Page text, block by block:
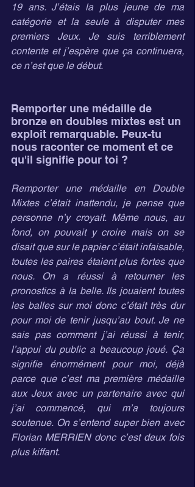
19 ans. J’étais la plus jeune de ma
catégorie et la seule à disputer mes
premiers Jeux. Je suis terriblement
contente et j’espère que ça continuera,
ce n’est que le début.
Remporter une médaille de
bronze en doubles mixtes est un
exploit remarquable. Peux-tu
nous raconter ce moment et ce
qu'il signifie pour toi ?
Remporter une médaille en Double
Mixtes c’était inattendu, je pense que
personne n’y croyait. Même nous, au
fond, on pouvait y croire mais on se
disait que sur le papier c’était infaisable,
toutes les paires étaient plus fortes que
nous. On a réussi à retourner les
pronostics à la belle. Ils jouaient toutes
les balles sur moi donc c’était très dur
pour moi de tenir jusqu’au bout. Je ne
sais pas comment j’ai réussi à tenir,
l’appui du public a beaucoup joué. Ça
signifie énormément pour moi, déjà
parce que c’est ma première médaille
aux Jeux avec un partenaire avec qui
j’ai commencé, qui m’a toujours
soutenue. On s’entend super bien avec
Florian MERRIEN donc c’est deux fois
plus kiffant.